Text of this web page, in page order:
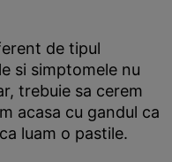
de tipul
si simptomele nu
trebuie sa cerem
acasa cu gandul ca
luam o pastile.